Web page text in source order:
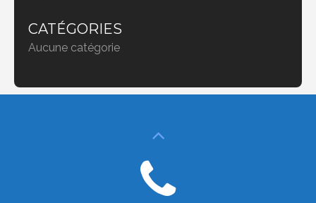
CATÉGORIES
Aucune catégorie